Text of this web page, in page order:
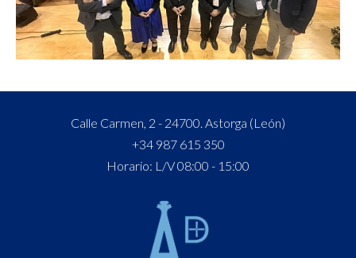
Calle Carmen, 2 - 24700. Astorga (León)
+34 987 615 350
Horario: L/V 08:00 - 15:00